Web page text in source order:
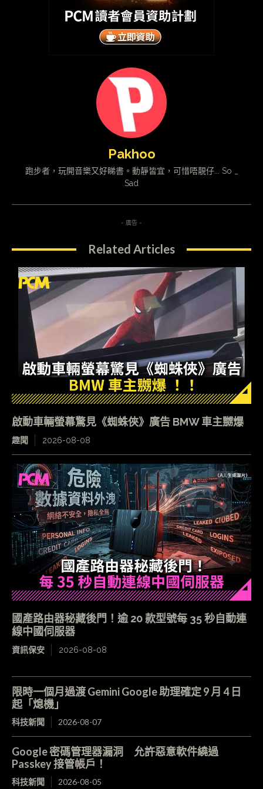
Pakhoo
跑步者，玩開音樂又好睇書。動靜皆宜，可惜唔靚仔... So _
Sad
- 廣告 -
Related Articles
啟動車輛螢幕驚見《蜘蛛俠》廣告 BMW 車主嬲爆
趣聞 2026-08-08
國產路由器秘藏後門！逾 20 款型號每 35 秒自動連
線中國伺服器
資訊保安 2026-08-08
限時一個月過渡 Gemini Google 助理確定 9 月 4 日
起「熄機」
科技新聞 2026-08-07
Google 密碼管理器漏洞 允許惡意軟件繞過
Passkey 接管帳戶！
科技新聞 2026-08-05